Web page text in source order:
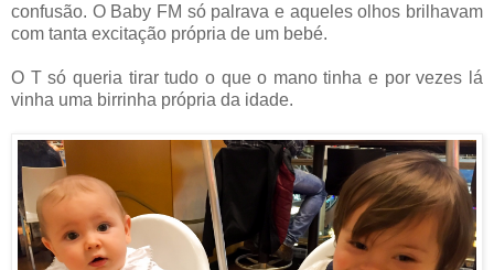
confusão. O Baby FM só palrava e aqueles olhos brilhavam
com tanta excitação própria de um bebé.
O T só queria tirar tudo o que o mano tinha e por vezes lá
vinha uma birrinha própria da idade.